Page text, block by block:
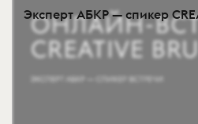
Эксперт АБКР — спикер